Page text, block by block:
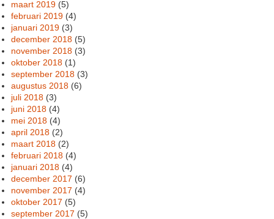
maart 2019 (5)
februari 2019 (4)
januari 2019 (3)
december 2018 (5)
november 2018 (3)
oktober 2018 (1)
september 2018 (3)
augustus 2018 (6)
juli 2018 (3)
juni 2018 (4)
mei 2018 (4)
april 2018 (2)
maart 2018 (2)
februari 2018 (4)
januari 2018 (4)
december 2017 (6)
november 2017 (4)
oktober 2017 (5)
september 2017 (5)